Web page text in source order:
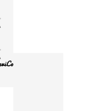
ートに入れる